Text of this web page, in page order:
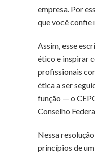
empresa. Por
que você confie
Assim, esse
ético e inspirar
profissionais
ética a ser
função — o
Conselho
Nessa
princípios de